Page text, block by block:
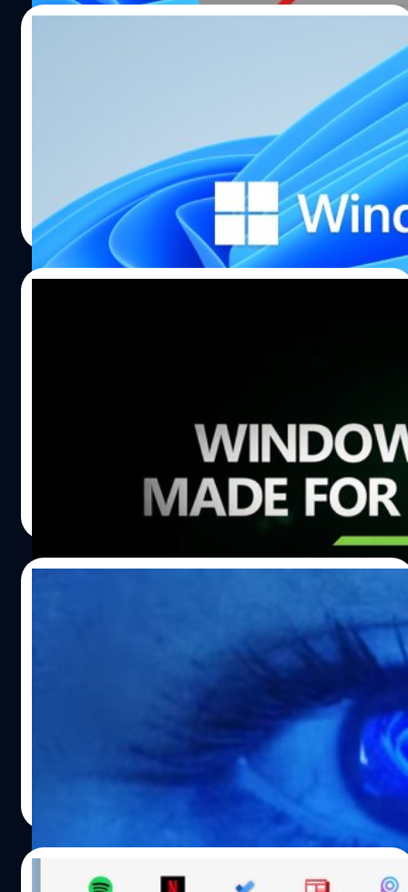
เก็บตกฟีเจอร์ต่าง ๆ ที่น่าสนใจบน Windows 11
หลังจากที่ Microsoft ประกาศเปิดตัว Windows 11 อย่างเป็น
ทางการในคืนที่ผ่านมา มีฟีเจอร์หลาย ๆ อย่างที่ว้าวเหล่าผู้ใช้
เช่นฟีเจอร์เกี่ยวกับเกมและการที่ Windows 11 สามารถรันแอป
Android ได้ รอบนี้เราจะมาเก็บฟีเจอร์ที่น่าสนใจกัน
ปรมัตถ์ วิไลสุขศรี| 1866 days ago
Read More
เพิ่มเติม) ซึ่งมีสิ่งหนึ่งที่ชาวเกมเมอร์จะต้องว้าวกันแน่ ๆ ก็คือ
ฟีเจอร์ใหม่ ๆ หลายอย่างที่พัฒนาออกมาเพื่อบอกว่า นี่แหละ
คือระบบปฏิบัติการที่ถูกสร้างมาเพื่อเกมเมอร์โดยเฉพาะ! Auto
HDR ระบบปรับปรุงภาพให้คมชัด สดใส ใน Windows 11 จะมี
ระบบ Auto HDR ที่จะเป็นการปรับปรุงภาพของตัวเกมให้เอง
ให้มีดีเทลของภาพที่คมชัดมากขึ้น ปรับแสงสี และคอนทราสต์
ให้ดูดีมากยิ่งขึ้นในทุก ๆ เกม (ที่ใช้ DirectX) ซึ่งน่าจะต้องใช้
งานร่วมกับจอที่รองรับการแสดงผลแบบ HDR ด้วย Direct
ตัวครั้งแรกใน Xbox Series X/S ซึ่งตัวเครื่องจะสามารถโหลด
เข้าเกมได้อย่างรวดเร็ว โดยถูกหยิบเอามาใช้กับ Windows 11
เป็นที่เรียบร้อยแล้ว ซึ่งตัวเครื่องจะสามารถโหลดเอาไฟล์เกม
เข้าแรมบนการ์ดจอได้อย่างรวดเร็ว โดยตรง และไม่ต้องผ่าน
| 1868 days ago
ไมโครซอฟท์บอกใบ้ก่อนเปิดตัว Windows 11
ในคืนนี้จะมีการเปิดตัว Windows 11 ในเวลา 22.00 น. ตาม
เวลาประเทศไทย แต่ก่อนหน้าที่จะถึงงานนั้น ไมโครซอฟท์
(Microsoft) ได้โพสต์บอกใบ้สิ่งต่าง ๆ ที่เราอาจจะได้เห็นใน
การเปิดตัวครั้งนี้บนทวิตเตอร์และสื่อโซเชียลต่าง ๆ
ศุภกานต์ เหล่ารัตนกุล| 1868 days ago